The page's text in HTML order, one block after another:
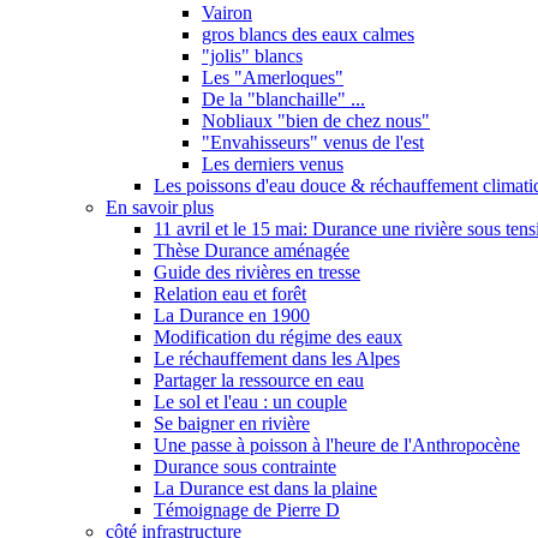
Vairon
gros blancs des eaux calmes
"jolis" blancs
Les "Amerloques"
De la "blanchaille" ...
Nobliaux "bien de chez nous"
"Envahisseurs" venus de l'est
Les derniers venus
Les poissons d'eau douce & réchauffement
En savoir plus
11 avril et le 15 mai: Durance une rivière sous
Thèse Durance aménagée
Guide des rivières en tresse
Relation eau et forêt
La Durance en 1900
Modification du régime des eaux
Le réchauffement dans les Alpes
Partager la ressource en eau
Le sol et l'eau : un couple
Se baigner en rivière
Une passe à poisson à l'heure de l'Anthropocène
Durance sous contrainte
La Durance est dans la plaine
Témoignage de Pierre D
côté infrastructure